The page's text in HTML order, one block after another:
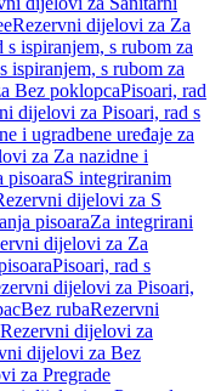
Rezervni dijelovi za Za
s ispiranjem, s rubom za
ispiranjem, s rubom za
Bez poklopcaPisoari, rad
dijelovi za Pisoari, rad s
i ugradbene uređaje za
za Za nazidne i
pisoaraS integriranim
dijelovi za S
pisoaraZa integrirani
dijelovi za Za
Pisoari, rad s
dijelovi za Pisoari,
Bez rubaRezervni
Rezervni dijelovi za
dijelovi za Bez
za Pregrade